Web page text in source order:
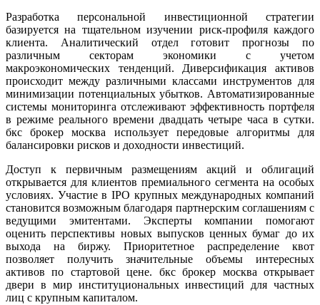
Разработка персональной инвестиционной стратегии
базируется на тщательном изучении риск-профиля каждого
клиента. Аналитический отдел готовит прогнозы по
различным секторам экономики с учетом
макроэкономических тенденций. Диверсификация активов
происходит между различными классами инструментов для
минимизации потенциальных убытков. Автоматизированные
системы мониторинга отслеживают эффективность портфеля
в режиме реального времени двадцать четыре часа в сутки.
бкс брокер москва использует передовые алгоритмы для
балансировки рисков и доходности инвестиций.
Доступ к первичным размещениям акций и облигаций
открывается для клиентов премиального сегмента на особых
условиях. Участие в IPO крупных международных компаний
становится возможным благодаря партнерским соглашениям с
ведущими эмитентами. Эксперты компании помогают
оценить перспективы новых выпусков ценных бумаг до их
выхода на биржу. Приоритетное распределение квот
позволяет получить значительные объемы интересных
активов по стартовой цене. бкс брокер москва открывает
двери в мир институциональных инвестиций для частных
лиц с крупным капиталом.